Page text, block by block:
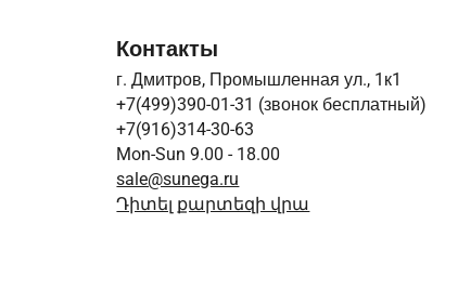
Контакты
г. Дмитров, Промышленная ул., 1к1
+7(499)390-01-31 (звонок бесплатный)
+7(916)314-30-63
Mon-Sun 9.00 - 18.00
sale@sunega.ru
Դիտել քարտեզի վրա